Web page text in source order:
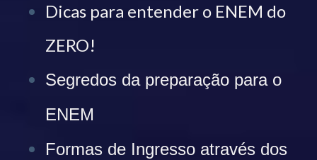
Dicas para entender o ENEM do
ZERO!
Segredos da preparação para o
ENEM
Formas de Ingresso através dos